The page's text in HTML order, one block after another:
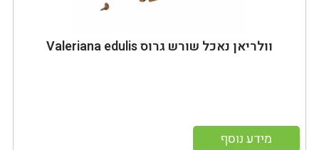
וולריאן נאכל שורש גרוס Valeriana edulis
מידע נוסף